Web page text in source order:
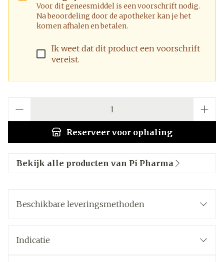
Voor dit geneesmiddel is een voorschrift nodig.
Na beoordeling door de apotheker kan je het
komen afhalen en betalen.
Ik weet dat dit product een voorschrift
vereist.
Reserveer voor ophaling
Bekijk alle producten van Pi Pharma
Beschikbare leveringsmethoden
Indicatie